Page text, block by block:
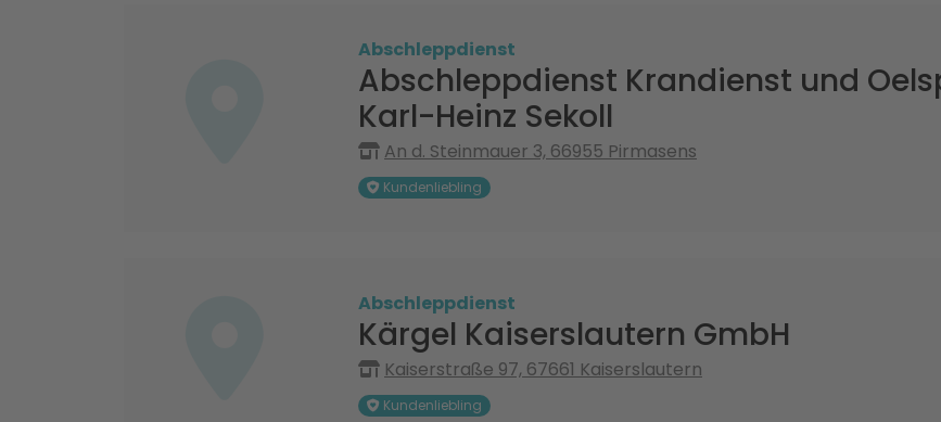
Abschleppdienst
Abschleppdienst Krandienst und
Karl-Heinz Sekoll
An d. Steinmauer 3, 66955 Pirmasens
Kundenliebling
Abschleppdienst
Kärgel Kaiserslautern GmbH
Kaiserstraße 97, 67661 Kaiserslautern
Kundenliebling